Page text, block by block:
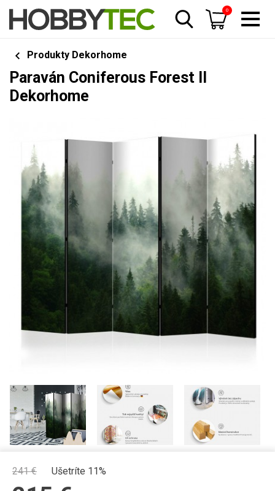
0
Produkty Dekorhome
Paraván Coniferous Forest II
Dekorhome
241€ Ušetríte 11%